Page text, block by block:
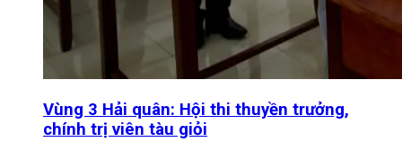
Vùng 3 Hải quân: Hội thi thuyền trưởng,
chính trị viên tàu giỏi